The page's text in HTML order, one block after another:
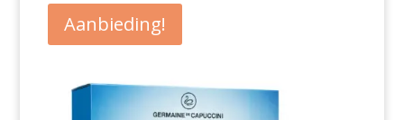
Aanbieding!